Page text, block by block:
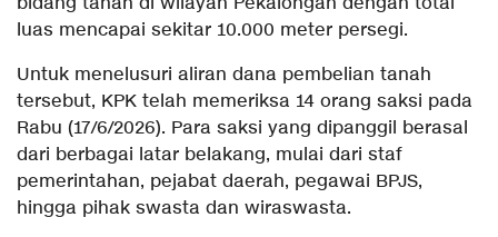
luas mencapai sekitar 10.000 meter persegi.
Untuk menelusuri aliran dana pembelian tanah
tersebut, KPK telah memeriksa 14 orang saksi pada
Rabu (17/6/2026). Para saksi yang dipanggil berasal
dari berbagai latar belakang, mulai dari staf
pemerintahan, pejabat daerah, pegawai BPJS,
hingga pihak swasta dan wiraswasta.